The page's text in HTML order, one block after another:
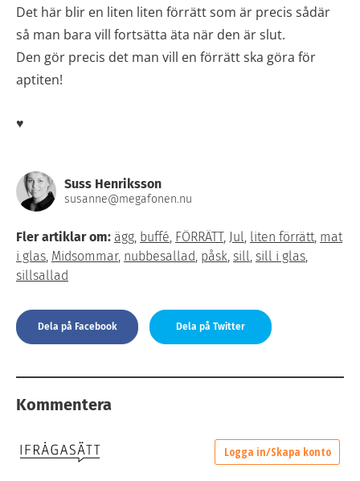
Det här blir en liten liten förrätt som är precis sådär
så man bara vill fortsätta äta när den är slut.
Den gör precis det man vill en förrätt ska göra för
aptiten!
♥
Suss Henriksson
susanne@megafonen.nu
Fler artiklar om: ägg, buffé, FÖRRÄTT, Jul, liten förrätt, mat
i glas, Midsommar, nubbesallad, påsk, sill, sill i glas,
sillsallad
Dela på Facebook Dela på Twitter
Kommentera